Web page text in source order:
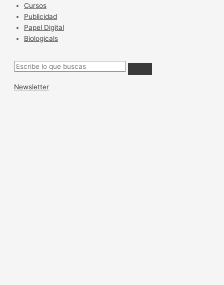
Cursos
Publicidad
Papel Digital
Biologicals
Newsletter